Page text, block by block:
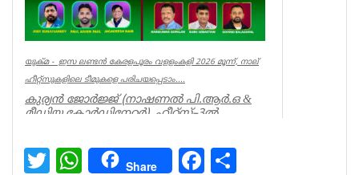
യുക്മ - ഇസ ലണ്ടൻ കേരളപൂരം വളളംകളി 2026 മൂന്ന്, നാല്
ഹീറ്റ്സുകളിലെ ടീമുകളെ പരിചയപ്പെടാം....
കുര്യൻ ജോർജ്ജ് (നാഷണൽ പി.ആർ.ഒ &
മീഡിയ കോർഡിനേറ്റർ) ഹീറ്റ്സ്–3ൽ
Associations
Twitter WhatsAppShare Facebook